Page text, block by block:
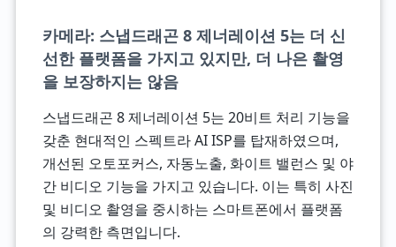
카메라: 스냅드래곤 8 제너레이션 5는 더 신
선한 플랫폼을 가지고 있지만, 더 나은 촬영
을 보장하지는 않음
스냅드래곤 8 제너레이션 5는 20비트 처리 기능을
갖춘 현대적인 스펙트라 AI ISP를 탑재하였으며,
개선된 오토포커스, 자동노출, 화이트 밸런스 및 야
간 비디오 기능을 가지고 있습니다. 이는 특히 사진
및 비디오 촬영을 중시하는 스마트폰에서 플랫폼
의 강력한 측면입니다.